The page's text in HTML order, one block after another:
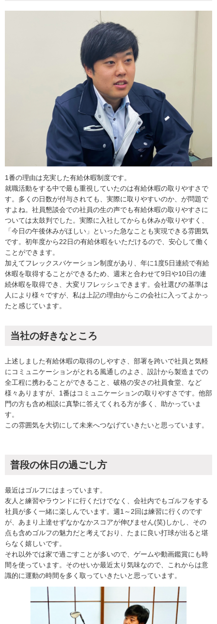
1番の理由は充実した有給休暇制度です。
就職活動をする中で最も重視していたのは有給休暇の取りやすさで
す。多くの日数が付与されても、実際に取りやすいのか、が問題で
すよね。社員懇談会での社員の生の声でも有給休暇の取りやすさに
ついては太鼓判でした。実際に入社してからも休みが取りやすく、
「今日の午後休みがほしい」といった急なことも実現できる雰囲気
です。初年度から22日の有給休暇をいただけるので、安心して働く
ことができます。
加えてフレックスバケーション制度があり、年に1度5日連続で有給
休暇を取得することができるため、週末と合わせて9日や10日の連
続休暇を取得でき、大変リフレッシュできます。会社選びの基準は
人により様々ですが、私は上記の理由からこの会社に入ってよかっ
たと感じています。
当社の好きなところ
上述しました有給休暇の取得のしやすさ、部署を跨いで社員と気軽
にコミュニケーションがとれる風通しのよさ、設計から製造までの
全工程に携わることができること、破格の安さの社員食堂、など
様々ありますが、1番はコミュニケーションの取りやすさです。他部
門の方も含め相談に真摯に答えてくれる方が多く、助かっていま
す。
この雰囲気を大切にして未来へつなげていきたいと思っています。
普段の休日の過ごし方
最近はゴルフにはまっています。
友人と練習やラウンドに行くだけでなく、会社内でもゴルフをする
社員が多く一緒に楽しんでいます。週1～2回は練習に行くのです
が、あまり上達せずなかなかスコアが伸びません(笑)しかし、その
点も含めゴルフの魅力だと考えており、たまに良い打球が出ると堪
らなく嬉しいです。
それ以外では家で過ごすことが多いので、ゲームや動画鑑賞にも時
間を使っています。そのせいか最近太り気味なので、これからは意
識的に運動の時間を多く取っていきたいと思っています。